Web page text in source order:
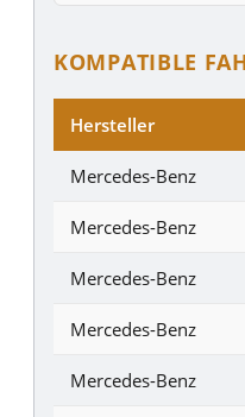
KOMPATIBLE
Hersteller
Mercedes-Benz
Mercedes-Benz
Mercedes-Benz
Mercedes-Benz
Mercedes-Benz